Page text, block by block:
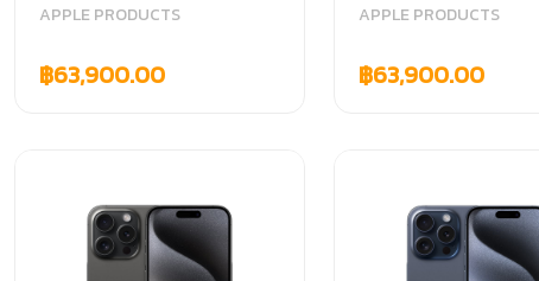
APPLE PRODUCTS
฿63,900.00
APPLE PRODUCTS
฿63,900.00